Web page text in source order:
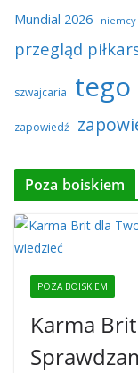
Mundial 2026 niemcy
przegląd
szwajcaria tego
zapowiedź
Poza boiskiem
POZA BOISKIEM
Karma